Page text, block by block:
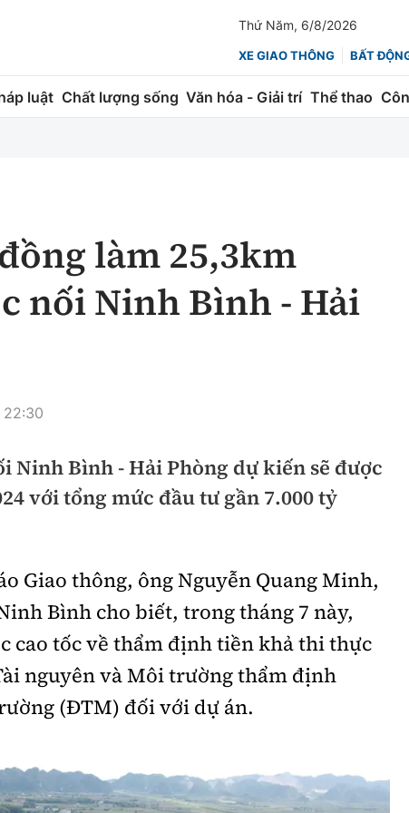
Thứ Năm, 6/8/2026
XE GIAO THÔNG BẤT
luật Chất lượng sống Văn hóa - Giải trí Thể thao
lượng
Hàng không
Đường sắt
Hàng hải
Đường sắt đô thị
Mời thầu - Đấu thầu
Thi viết về Ngành
Chứng khoán
Bảo hiểm
thông
Bóng đá Công nghệ mới
làm 25,3km
nối Ninh Bình - Hải
22:30
Ninh Bình - Hải Phòng dự kiến sẽ được
với tổng mức đầu tư gần 7.000 tỷ
Giao thông, ông Nguyễn Quang Minh,
Bình cho biết, trong tháng 7 này,
cao tốc về thẩm định tiền khả thi thực
nguyên và Môi trường thẩm định
(ĐTM) đối với dự án.